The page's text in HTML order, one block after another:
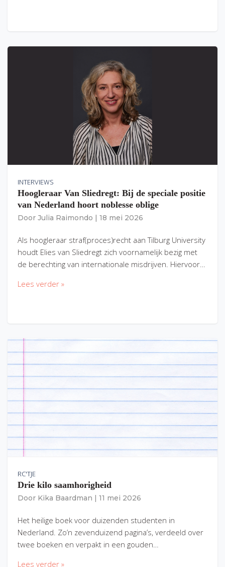
INTERVIEWS
Hoogleraar Van Sliedregt: Bij de speciale positie
van Nederland hoort noblesse oblige
Door Julia Raimondo 18 mei 2026
Als hoogleraar straf(proces)recht aan Tilburg University
houdt Elies van Sliedregt zich voornamelijk bezig met
de berechting van internationale misdrijven. Hiervoor…
Lees verder »
RC'TJE
Drie kilo saamhorigheid
Door Kika Baardman 11 mei 2026
Het heilige boek voor duizenden studenten in
Nederland. Zo’n zevenduizend pagina’s, verdeeld over
twee boeken en verpakt in een gouden…
Lees verder »